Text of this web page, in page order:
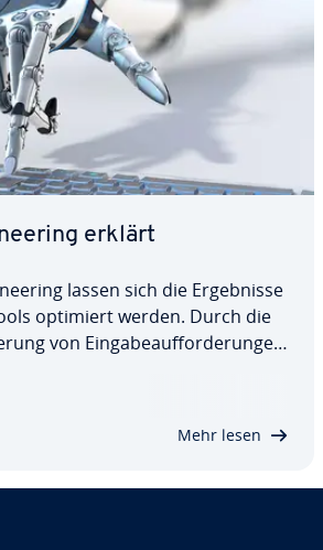
erklärt
lassen sich die Er­geb­nis­se
optimiert werden. Durch die
von Ein­ga­be­auf­for­de­run­gen
Mehr lesen